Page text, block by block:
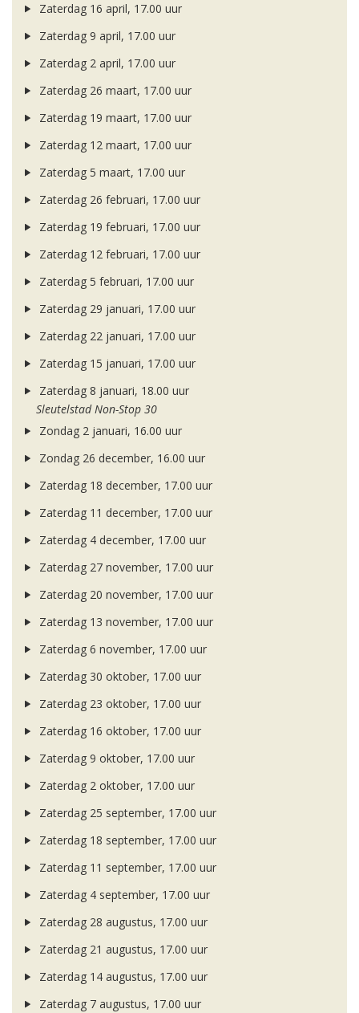
Zaterdag 16 april, 17.00 uur
Zaterdag 9 april, 17.00 uur
Zaterdag 2 april, 17.00 uur
Zaterdag 26 maart, 17.00 uur
Zaterdag 19 maart, 17.00 uur
Zaterdag 12 maart, 17.00 uur
Zaterdag 5 maart, 17.00 uur
Zaterdag 26 februari, 17.00 uur
Zaterdag 19 februari, 17.00 uur
Zaterdag 12 februari, 17.00 uur
Zaterdag 5 februari, 17.00 uur
Zaterdag 29 januari, 17.00 uur
Zaterdag 22 januari, 17.00 uur
Zaterdag 15 januari, 17.00 uur
Zaterdag 8 januari, 18.00 uur
Sleutelstad Non-Stop 30
Zondag 2 januari, 16.00 uur
Zondag 26 december, 16.00 uur
Zaterdag 18 december, 17.00 uur
Zaterdag 11 december, 17.00 uur
Zaterdag 4 december, 17.00 uur
Zaterdag 27 november, 17.00 uur
Zaterdag 20 november, 17.00 uur
Zaterdag 13 november, 17.00 uur
Zaterdag 6 november, 17.00 uur
Zaterdag 30 oktober, 17.00 uur
Zaterdag 23 oktober, 17.00 uur
Zaterdag 16 oktober, 17.00 uur
Zaterdag 9 oktober, 17.00 uur
Zaterdag 2 oktober, 17.00 uur
Zaterdag 25 september, 17.00 uur
Zaterdag 18 september, 17.00 uur
Zaterdag 11 september, 17.00 uur
Zaterdag 4 september, 17.00 uur
Zaterdag 28 augustus, 17.00 uur
Zaterdag 21 augustus, 17.00 uur
Zaterdag 14 augustus, 17.00 uur
Zaterdag 7 augustus, 17.00 uur